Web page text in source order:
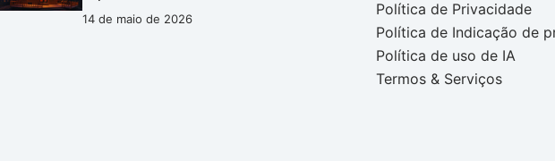
14 de maio de 2026
Política de Privacidade
Política de Indicação de
Política de uso de IA
Termos & Serviços